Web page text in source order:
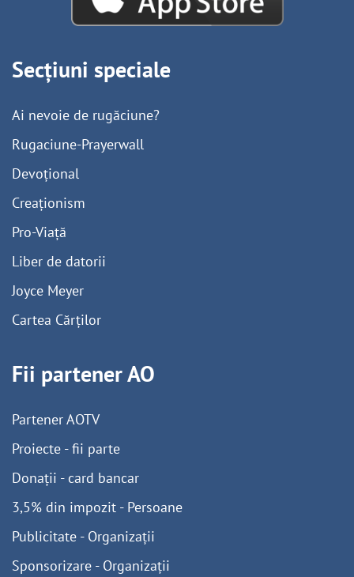
Secțiuni speciale
Ai nevoie de rugăciune?
Rugaciune-Prayerwall
Devoțional
Creaționism
Pro-Viață
Liber de datorii
Joyce Meyer
Cartea Cărților
Fii partener AO
Partener AOTV
Proiecte - fii parte
Donații - card bancar
3,5% din impozit - Persoane
Publicitate - Organizații
Sponsorizare - Organizații